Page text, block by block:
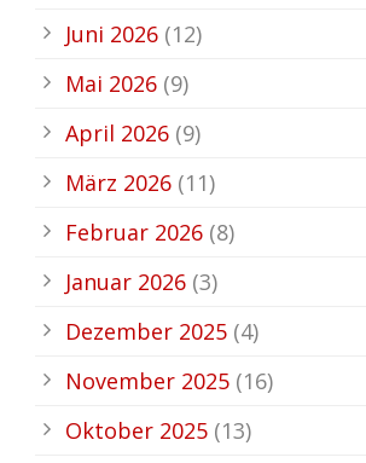
Juni 2026 (12)
Mai 2026 (9)
April 2026 (9)
März 2026 (11)
Februar 2026 (8)
Januar 2026 (3)
Dezember 2025 (4)
November 2025 (16)
Oktober 2025 (13)